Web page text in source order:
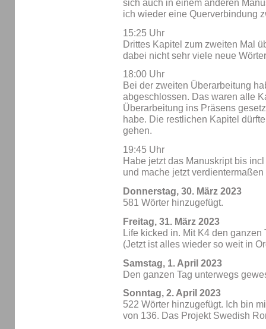
sich auch in einem anderen
ich wieder eine Querverbindung
15:25 Uhr
Drittes Kapitel zum zweiten Mal
dabei nicht sehr viele neue
18:00 Uhr
Bei der zweiten Überarbeitung
abgeschlossen. Das waren alle
Überarbeitung ins Präsens
habe. Die restlichen Kapitel
gehen.
19:45 Uhr
Habe jetzt das Manuskript bis
und mache jetzt
Donnerstag, 30. März 2023
581 Wörter hinzugefügt.
Freitag, 31. März 2023
Life kicked in. Mit K4 den
(Jetzt ist alles wieder so weit in
Samstag, 1. April 2023
Den ganzen Tag unterwegs
Sonntag, 2. April 2023
522 Wörter hinzugefügt. Ich bin
von 136. Das Projekt Swedish